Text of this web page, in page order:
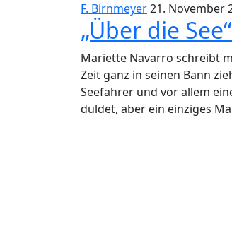
F. Birnmeyer21. November
„Über die
Mariette Navarro schreibt
Zeit ganz in seinen Bann
Seefahrer und vor allem
duldet, aber ein einziges